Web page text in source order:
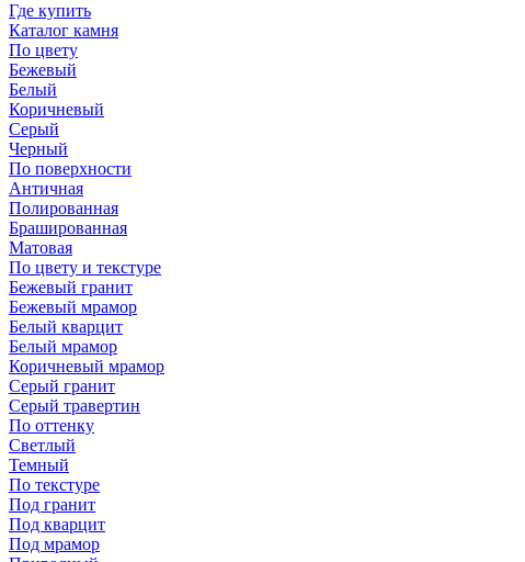
Где купить
Каталог камня
По цвету
Бежевый
Белый
Коричневый
Серый
Черный
По поверхности
Античная
Полированная
Брашированная
Матовая
По цвету и текстуре
Бежевый гранит
Бежевый мрамор
Белый кварцит
Белый мрамор
Коричневый мрамор
Серый гранит
Серый травертин
По оттенку
Светлый
Темный
По текстуре
Под гранит
Под кварцит
Под мрамор